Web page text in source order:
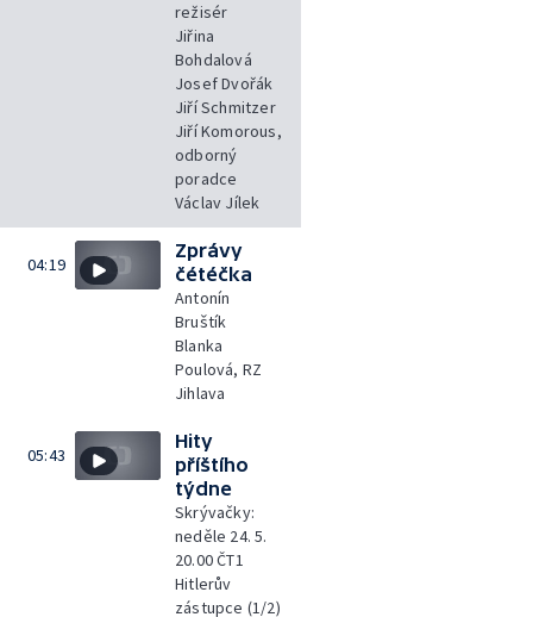
režisér
Jiřina
Bohdalová
Josef Dvořák
Jiří Schmitzer
Jiří Komorous,
odborný
poradce
Václav Jílek
04:19
Zprávy
čétéčka
Antonín
Bruštík
Blanka
Poulová, RZ
Jihlava
05:43
Hity
příštího
týdne
Skrývačky:
neděle 24. 5.
20.00 ČT1
Hitlerův
zástupce (1/2)